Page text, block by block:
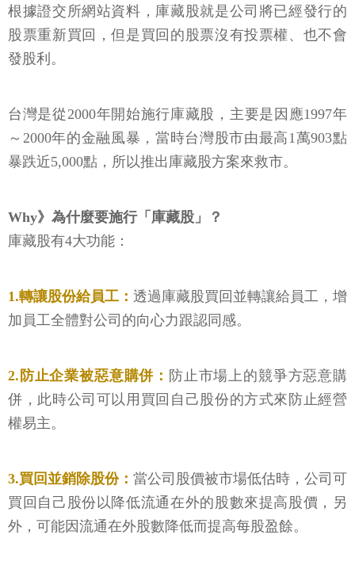
根據證交所網站資料，庫藏股就是公司將已經發行的
股票重新買回，但是買回的股票沒有投票權、也不會
發股利。
台灣是從2000年開始施行庫藏股，主要是因應1997年
～2000年的金融風暴，當時台灣股市由最高1萬903點
暴跌近5,000點，所以推出庫藏股方案來救市。
Why》為什麼要施行「庫藏股」？
庫藏股有4大功能：
1.轉讓股份給員工： 透過庫藏股買回並轉讓給員工，增
加員工全體對公司的向心力跟認同感。
2.防止企業被惡意購併： 防止市場上的競爭方惡意購
併，此時公司可以用買回自己股份的方式來防止經營
權易主。
3.買回並銷除股份： 當公司股價被市場低估時，公司可
買回自己股份以降低流通在外的股數來提高股價，另
外，可能因流通在外股數降低而提高每股盈餘。